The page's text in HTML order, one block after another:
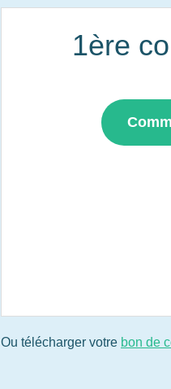
1ère
Ou télécharger votre bon de